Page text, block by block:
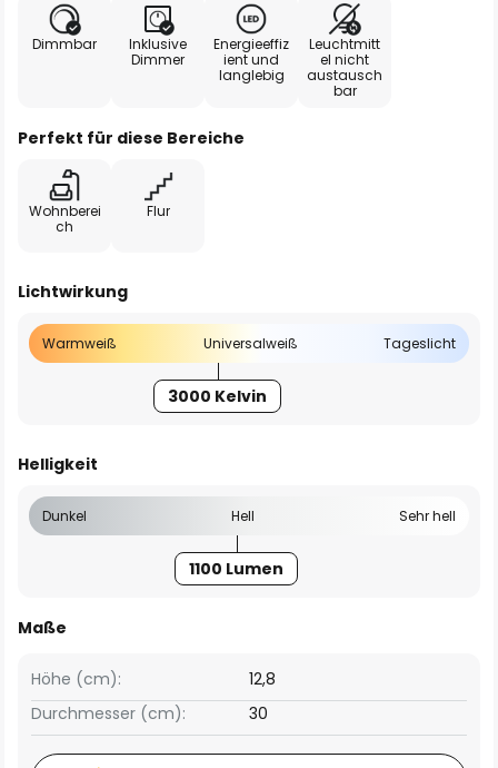
Dimmbar
Inklusive
Dimmer
Energieeffiz
ient und
langlebig
Leuchtmitt
el nicht
austausch
bar
Perfekt für diese Bereiche
Wohnberei
ch
Flur
Lichtwirkung
Warmweiß Universalweiß Tageslicht
3000 Kelvin
Helligkeit
Dunkel Hell Sehr hell
1100 Lumen
Maße
Höhe (cm):
12,8
Durchmesser (cm):
30